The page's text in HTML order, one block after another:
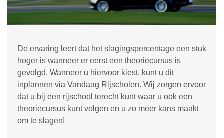
De ervaring leert dat het slagingspercentage een stuk
hoger is wanneer er eerst een theoriecursus is
gevolgd. Wanneer u hiervoor kiest, kunt u dit
inplannen via Vandaag Rijscholen. Wij zorgen ervoor
dat u bij een rijschool terecht kunt waar u ook een
theoriecursus kunt volgen en u zo meer kans maakt
om te slagen!